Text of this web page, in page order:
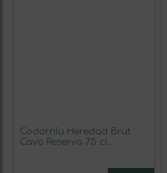
Codorníu Heredad Brut
Cava Reserva 75 cl